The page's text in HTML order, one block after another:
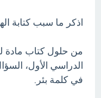
اذكر ما سبب كتابة
من حلول كتاب مادة
الدراسي الأول،
في كلمة بئر.